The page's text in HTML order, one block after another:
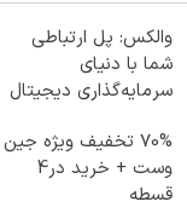
والکس: پل ارتباطی
شما با دنیای
سرمایه‌گذاری دیجیتال
70% تخفیف ویژه جین
وست + خرید در4
قسطه